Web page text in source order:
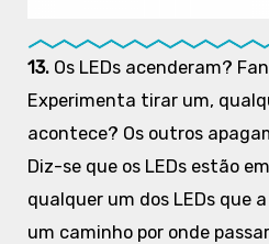
13. Os LEDs acenderam?
Experimenta tirar um,
acontece? Os outros
Diz-se que os LEDs estão
qualquer um dos LEDs que
um caminho por onde